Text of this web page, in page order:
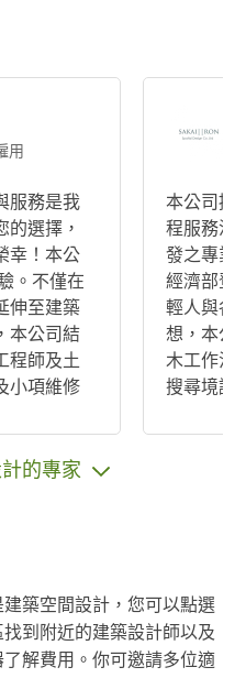
用
服務是我
選擇，
幸！本公
。不僅在
伸至建築
本公司結
程師及土
小項維修
本公司提
程服務流
發之專業
經濟部登
輕人與各
想，本公
木工作法
搜尋境論
求與預算
的專家
築空間設計，您可以點選
到附近的建築設計師以及
解費用。你可邀請多位適